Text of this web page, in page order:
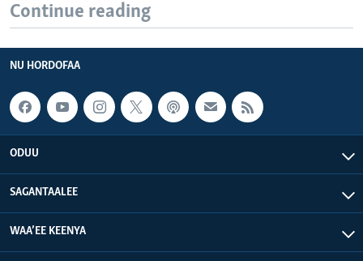
Continue reading
NU HORDOFAA
ODUU
SAGANTAALEE
WAA’EE KEENYA